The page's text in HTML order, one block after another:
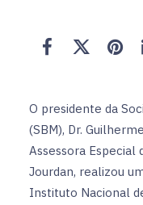
O presidente da
(SBM), Dr.
Assessora Especial
Jourdan, realizou
Instituto Nacional